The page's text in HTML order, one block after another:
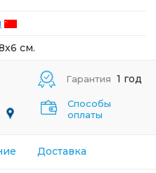
см.
Гарантия 1 год
Способы
оплаты
Доставка